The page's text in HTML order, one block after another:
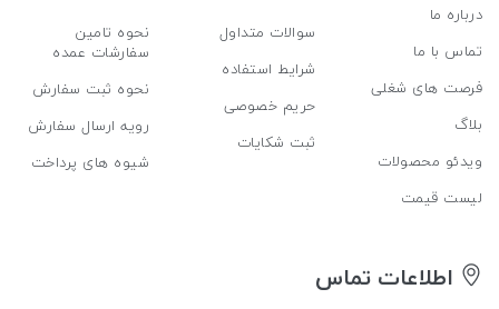
درباره ما
تماس با ما
فرصت های شغلی
بلاگ
ویدئو محصولات
لیست قیمت
سوالات متداول
شرایط استفاده
حریم خصوصی
ثبت شکایات
نحوه تامین
سفارشات عمده
نحوه ثبت سفارش
رویه ارسال سفارش
شیوه های پرداخت
اطلاعات تماس